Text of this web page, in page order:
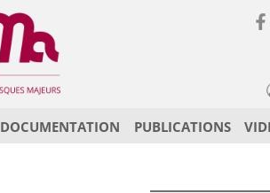
DOCUMENTATION PUBLICATIONS